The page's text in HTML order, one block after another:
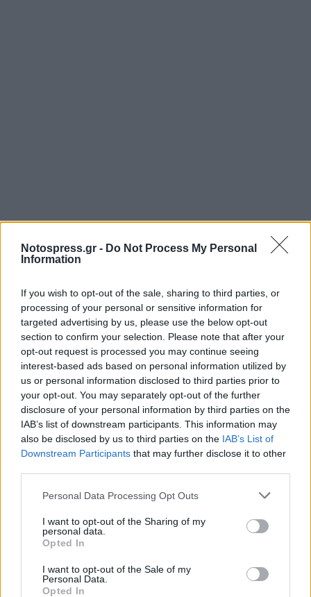
Notospress.gr - Do Not Process My Personal
Information
If you wish to opt-out of the sale, sharing to third parties, or
processing of your personal or sensitive information for
targeted advertising by us, please use the below opt-out
section to confirm your selection. Please note that after your
opt-out request is processed you may continue seeing
interest-based ads based on personal information utilized by
us or personal information disclosed to third parties prior to
your opt-out. You may separately opt-out of the further
disclosure of your personal information by third parties on the
IAB’s list of downstream participants. This information may
also be disclosed by us to third parties on the IAB’s List of
Downstream Participants that may further disclose it to other
Personal Data Processing Opt Outs
I want to opt-out of the Sharing of my
personal data.
Opted In
I want to opt-out of the Sale of my
Personal Data.
Opted In
Σχετικά Άρθρα